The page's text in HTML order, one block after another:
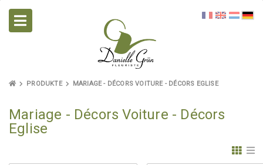
PRODUKTE MARIAGE - DÉCORS VOITURE - DÉCORS EGLISE
Mariage - Décors Voiture - Décors
Eglise